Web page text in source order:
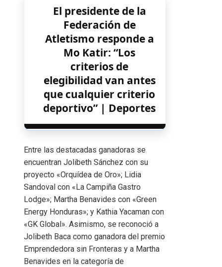
El presidente de la
Federación de
Atletismo responde a
Mo Katir: “Los
criterios de
elegibilidad van antes
que cualquier criterio
deportivo” | Deportes
Entre las destacadas ganadoras se
encuentran Jolibeth Sánchez con su
proyecto «Orquídea de Oro»; Lidia
Sandoval con «La Campiña Gastro
Lodge»; Martha Benavides con «Green
Energy Honduras»; y Kathia Yacaman con
«GK Global». Asimismo, se reconoció a
Jolibeth Baca como ganadora del premio
Emprendedora sin Fronteras y a Martha
Benavides en la categoría de